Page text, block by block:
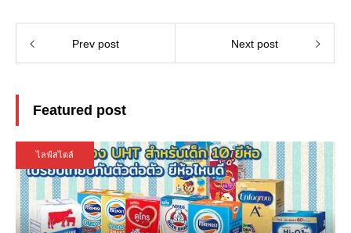
Prev post Next post
Featured post
ไลฟ์สไตล์